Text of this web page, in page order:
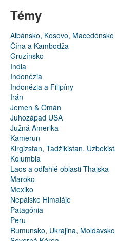
Témy
Albánsko, Kosovo, Macedónsko
Čína a Kambodža
Gruzínsko
India
Indonézia
Indonézia a Filipíny
Irán
Jemen & Omán
Juhozápad USA
Južná Amerika
Kamerun
Kirgizstan, Tadžikistan,
Kolumbia
Laos a odľahlé oblasti Thajska
Maroko
Mexiko
Nepálske Himaláje
Patagónia
Peru
Rumunsko, Ukrajina,